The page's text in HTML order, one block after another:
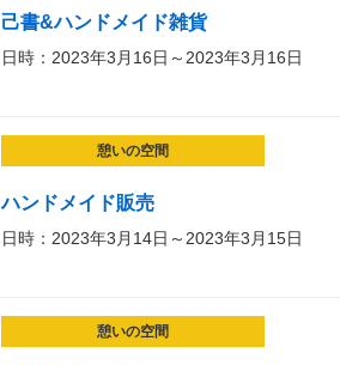
己書&ハンドメイド雑貨
日時：2023年3月16日～2023年3月16日
憩いの空間
ハンドメイド販売
日時：2023年3月14日～2023年3月15日
憩いの空間